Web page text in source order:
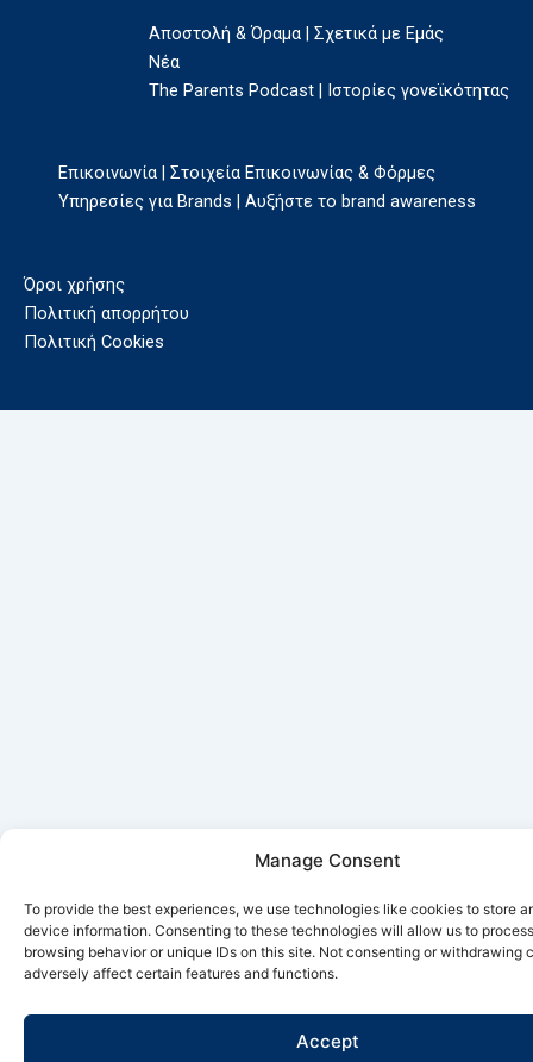
Manage Consent
To provide the best experiences, we use technologies like cookies to store
device information. Consenting to these technologies will allow us to
browsing behavior or unique IDs on this site. Not consenting or withdrawing
adversely affect certain features and functions.
Accept
Αποστολή & Όραμα | Σχετικά με Εμάς
Νέα
The Parents Podcast | Ιστορίες γονεϊκότητας
Επικοινωνία | Στοιχεία Επικοινωνίας & Φόρμες
Υπηρεσίες για Brands | Αυξήστε το brand awareness
Όροι χρήσης
Πολιτική απορρήτου
Πολιτική Cookies